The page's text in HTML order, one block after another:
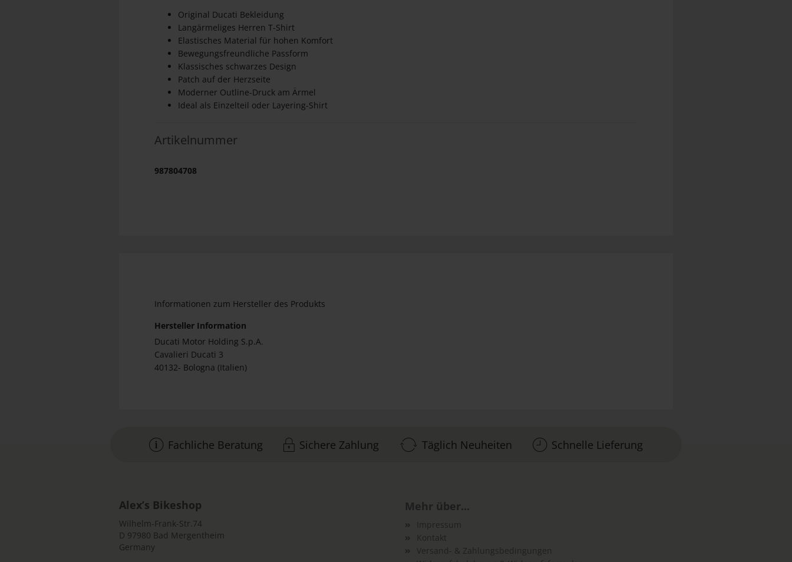
Original Ducati Bekleidung
Langärmeliges Herren T-Shirt
Elastisches Material für hohen Komfort
Bewegungsfreundliche Passform
Klassisches schwarzes Design
Patch auf der Herzseite
Moderner Outline-Druck am Ärmel
Ideal als Einzelteil oder Layering-Shirt
Artikelnummer
987804708
Informationen zum Hersteller des Produkts
Hersteller Information
Ducati Motor Holding S.p.A.
Cavalieri Ducati 3
40132- Bologna (Italien)
Fachliche Beratung Sichere Zahlung Täglich Neuheiten Schnelle Lieferung
Alex’s Bikeshop
Wilhelm-Frank-Str.74
D 97980 Bad Mergentheim
Germany
Mehr über...
Impressum
Kontakt
Versand- & Zahlungsbedingungen